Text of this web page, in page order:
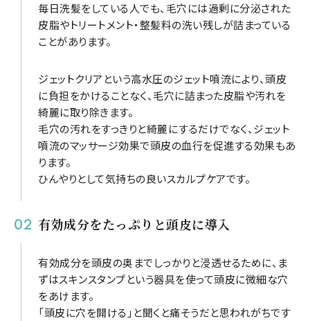
毎日洗髪をしている人でも、毛穴には過剰に分泌された
皮脂やトリートメント・整髪料の洗い残しが詰まっている
ことがあります。
ジェットクリアという高水圧のジェット噴流により、頭皮
に負担をかけることなく、毛穴に詰まった皮脂や汚れを
綺麗に取り除きます。
毛穴の汚れをすっきりと綺麗にするだけでなく、ジェット
噴流のマッサージ効果で頭皮の血行を促進する効果もあ
ります。
ひんやりとして気持ちの良いスカルプケアです。
有効成分をたっぷりと頭皮に導入
有効成分を頭皮の奥までしっかりと浸透せるために、ま
ずはスキンスタンプという器具を使って頭皮に微細な穴
をあけます。
「頭皮に穴を開ける」と聞くと痛そうだと思われがちです